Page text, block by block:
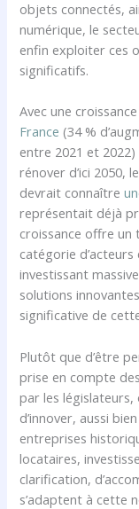
objets connectés,
numérique, le
enfin exploiter ces
significatifs.
Avec une
France (34 %
entre 2021 et
rénover d’ici 2050,
devrait connaître
représentait déjà
croissance offre un
catégorie
investissant
solutions
significative de
Plutôt que d’être
prise en compte
par les
d’innover, aussi
entreprises
locataires,
clarification,
s’adaptent à cette